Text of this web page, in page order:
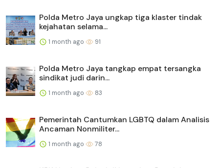
Polda Metro Jaya ungkap tiga klaster tindak
kejahatan selama...
1 month ago 91
Polda Metro Jaya tangkap empat tersangka
sindikat judi darin...
1 month ago 83
Pemerintah Cantumkan LGBTQ dalam Analisis
Ancaman Nonmiliter...
1 month ago 78